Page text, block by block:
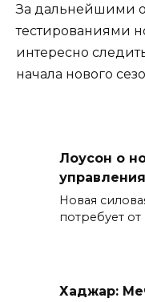
За дальнейшими
тестированиями
интересно
начала нового
Лоусон о
Новая
потребует
Хаджар: